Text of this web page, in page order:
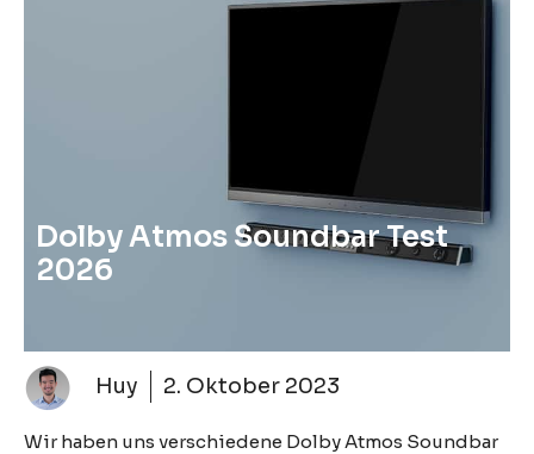
Dolby Atmos Soundbar Test
2026
Huy 2. Oktober 2023
Wir haben uns verschiedene Dolby Atmos Soundbar